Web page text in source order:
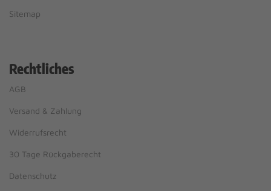
Sitemap
Rechtliches
AGB
Versand & Zahlung
Widerrufsrecht
30 Tage Rückgaberecht
Datenschutz